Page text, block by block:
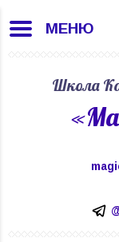
МЕНЮ
Школа